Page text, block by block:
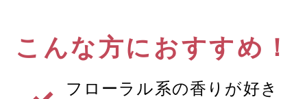
こんな方におすすめ！
フローラル系の香りが好き